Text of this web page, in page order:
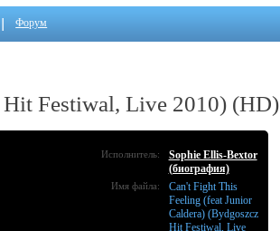
Форум
Festiwal, Live 2010) (HD)
Исполнитель:
Sophie Ellis-Bextor
(биография)
Имя файла:
Can't Fight This
Feeling (feat Junior
Caldera) (Bydgoszcz
Hit Festiwal, Live